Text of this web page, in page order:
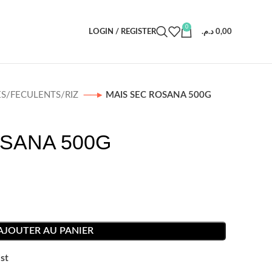
LOGIN / REGISTER
0
0,00 د.م.
FECULENTS/RIZ MAIS SEC ROSANA 500G
500G
AU PANIER